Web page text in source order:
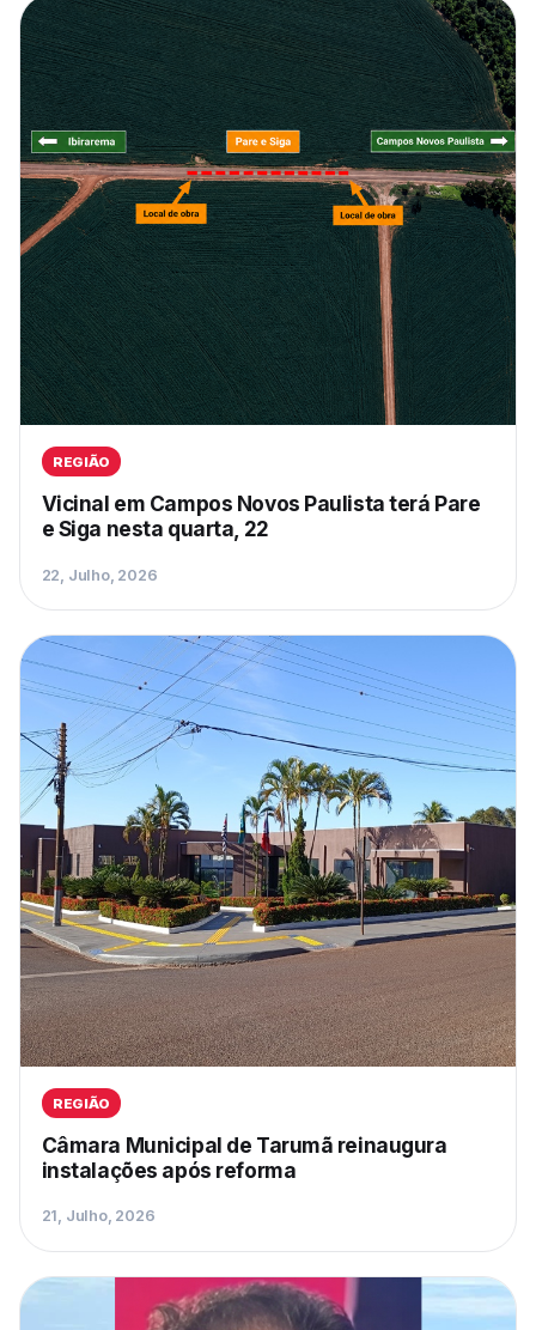
REGIÃO
Vicinal em Campos Novos Paulista terá Pare
e Siga nesta quarta, 22
22, Julho, 2026
REGIÃO
Câmara Municipal de Tarumã reinaugura
instalações após reforma
21, Julho, 2026